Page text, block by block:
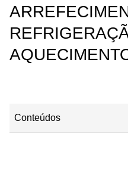
Conteúdos